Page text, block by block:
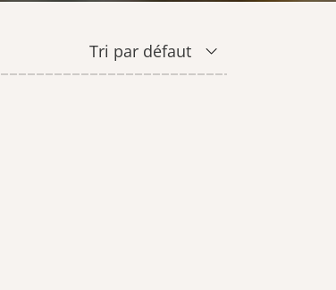
SAVONS
CIRE
Tri par défaut